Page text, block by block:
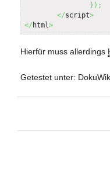
} ) ;
</script>
</ html>
Hierfür muss allerdings
Getestet unter: